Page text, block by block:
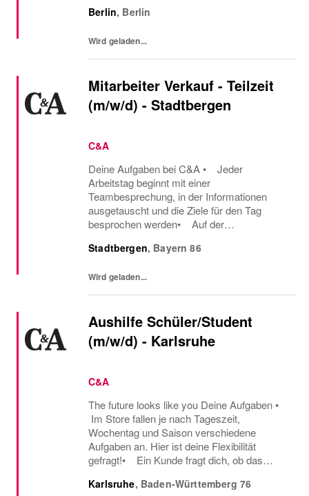
diversen Nebenarbeiten Was du mitbringst
Berlin, Berlin
Wird geladen...
Mitarbeiter Verkauf - Teilzeit
(m/w/d) - Stadtbergen
C&A
Deine Aufgaben bei C&A • Jeder
Arbeitstag beginnt mit einer
Teambesprechung, in der Informationen
ausgetauscht und die Ziele für den Tag
besprochen werden• Auf der
Kunden und beantwortest ihre Fragen• Du
Stadtbergen, Bayern 86
Wird geladen...
Aushilfe Schüler/Student
(m/w/d) - Karlsruhe
C&A
The future looks like you Deine Aufgaben •
Im Store fallen je nach Tageszeit,
Wochentag und Saison verschiedene
Aufgaben an. Hier ist deine Flexibilität
gefragt!• Ein Kunde fragt dich, ob das
Größe verfügbar ist oder welcher Gürtel gut
Karlsruhe, Baden-Württemberg 76